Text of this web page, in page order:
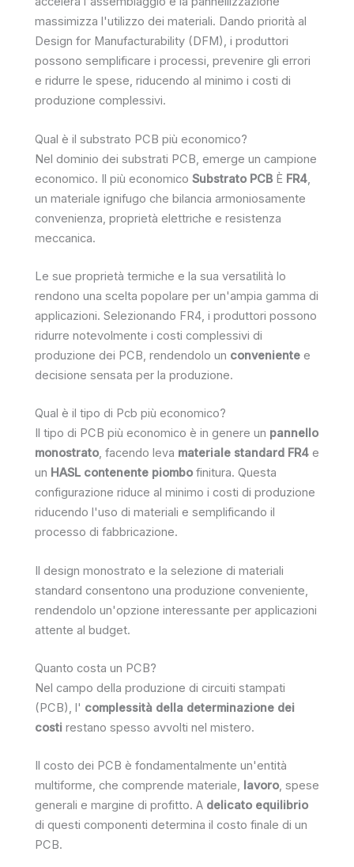
massimizza l'utilizzo dei materiali. Dando priorità al
Design for Manufacturability (DFM), i produttori
possono semplificare i processi, prevenire gli errori
e ridurre le spese, riducendo al minimo i costi di
produzione complessivi.
Qual è il substrato PCB più economico?
Nel dominio dei substrati PCB, emerge un campione
economico. Il più economico Substrato PCB È FR4,
un materiale ignifugo che bilancia armoniosamente
convenienza, proprietà elettriche e resistenza
meccanica.
Le sue proprietà termiche e la sua versatilità lo
rendono una scelta popolare per un'ampia gamma di
applicazioni. Selezionando FR4, i produttori possono
ridurre notevolmente i costi complessivi di
produzione dei PCB, rendendolo un conveniente e
decisione sensata per la produzione.
Qual è il tipo di Pcb più economico?
Il tipo di PCB più economico è in genere un pannello
monostrato, facendo leva materiale standard FR4 e
un HASL contenente piombo finitura. Questa
configurazione riduce al minimo i costi di produzione
riducendo l'uso di materiali e semplificando il
processo di fabbricazione.
Il design monostrato e la selezione di materiali
standard consentono una produzione conveniente,
rendendolo un'opzione interessante per applicazioni
attente al budget.
Quanto costa un PCB?
Nel campo della produzione di circuiti stampati
(PCB), l' complessità della determinazione dei
costi restano spesso avvolti nel mistero.
Il costo dei PCB è fondamentalmente un'entità
multiforme, che comprende materiale, lavoro, spese
generali e margine di profitto. A delicato equilibrio
di questi componenti determina il costo finale di un
PCB.